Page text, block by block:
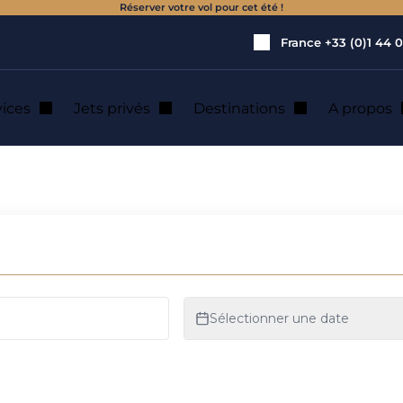
Réserver votre vol pour cet été !
France +33 (0)1 44
Jets privés Destinations A propos